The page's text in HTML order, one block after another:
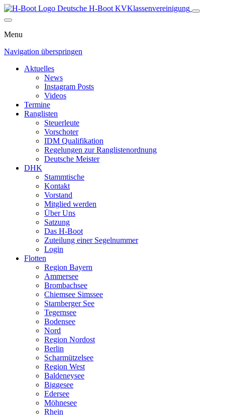
Deutsche H-Boot KVKlassenvereinigung
Menu
Navigation überspringen
Aktuelles
News
Instagram Posts
Videos
Termine
Ranglisten
Steuerleute
Vorschoter
IDM Qualifikation
Regelungen zur Ranglistenordnung
Deutsche Meister
DHK
Stammtische
Kontakt
Vorstand
Mitglied werden
Über Uns
Satzung
Das H-Boot
Zuteilung einer Segelnummer
Login
Flotten
Region Bayern
Ammersee
Brombachsee
Chiemsee Simssee
Starnberger See
Tegernsee
Bodensee
Nord
Region Nordost
Berlin
Scharmützelsee
Region West
Baldeneysee
Biggesee
Edersee
Möhnesee
Rhein